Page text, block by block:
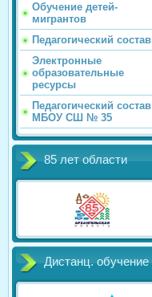
Обучение детей-
мигрантов
Педагогический состав
Электронные
образовательные
ресурсы
Педагогический состав
МБОУ СШ № 35
85 лет области
Дистанц. обучение